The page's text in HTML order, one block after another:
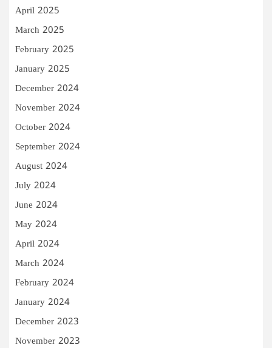
April 2025
March 2025
February 2025
January 2025
December 2024
November 2024
October 2024
September 2024
August 2024
July 2024
June 2024
May 2024
April 2024
March 2024
February 2024
January 2024
December 2023
November 2023